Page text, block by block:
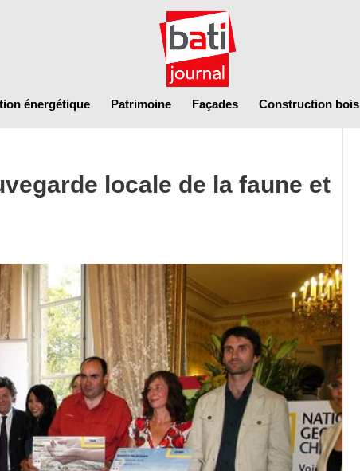
énergétique Patrimoine Façades Construction bois
locale de la faune et